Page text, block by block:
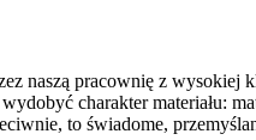
naszą pracownię z
charakter materiału:
to świadome,